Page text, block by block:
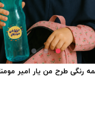
رنگی طرح من یار امیر